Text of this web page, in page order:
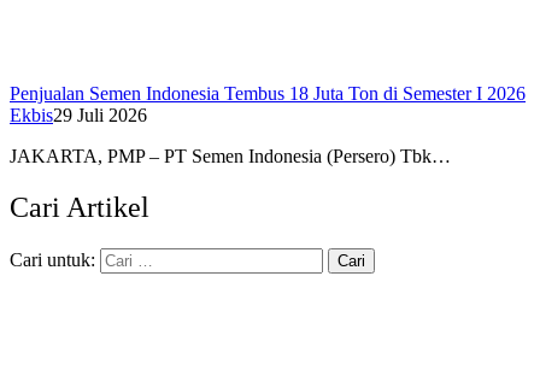
Penjualan Semen Indonesia Tembus 18 Juta Ton di Semester I 2026
Ekbis29 Juli 2026
JAKARTA, PMP – PT Semen Indonesia (Persero) Tbk…
Cari Artikel
Cari untuk: